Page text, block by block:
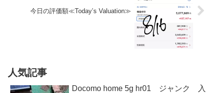
今日の評価額≪Today’s Valuation≫
人気記事
Docomo home 5g hr01 ジャンク 入